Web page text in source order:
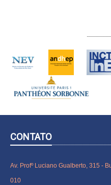
CONTATO
Av. Profº Luciano Gualberto, 315 -
010